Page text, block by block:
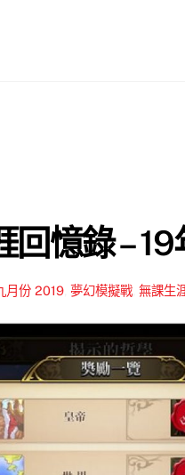
回憶錄 –
月份 2019 ,夢幻模擬戰 ,無課生